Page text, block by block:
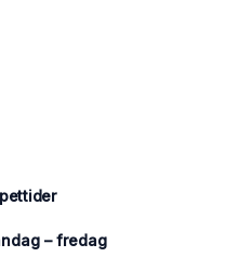
– fredag